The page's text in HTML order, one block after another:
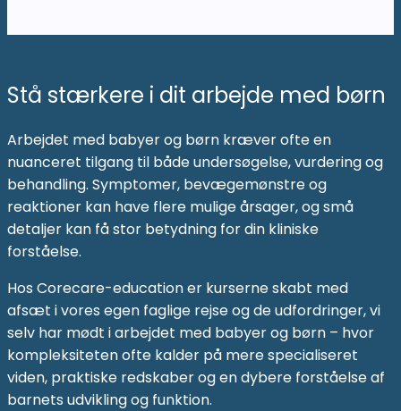
Stå stærkere i dit arbejde med børn
Arbejdet med babyer og børn kræver ofte en
nuanceret tilgang til både undersøgelse, vurdering og
behandling. Symptomer, bevægemønstre og
reaktioner kan have flere mulige årsager, og små
detaljer kan få stor betydning for din kliniske
forståelse.
Hos Corecare-education er kurserne skabt med
afsæt i vores egen faglige rejse og de udfordringer, vi
selv har mødt i arbejdet med babyer og børn – hvor
kompleksiteten ofte kalder på mere specialiseret
viden, praktiske redskaber og en dybere forståelse af
barnets udvikling og funktion.